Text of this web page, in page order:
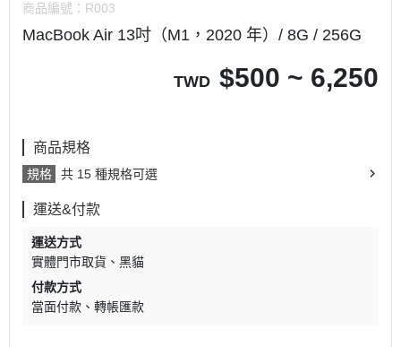
商品編號： R003
MacBook Air 13吋（M1，2020 年）/ 8G / 256G
TWD $500 ~ 6,250
商品規格
規格 共 15 種規格可選
運送&付款
運送方式
實體門市取貨
黑貓
付款方式
當面付款
轉帳匯款